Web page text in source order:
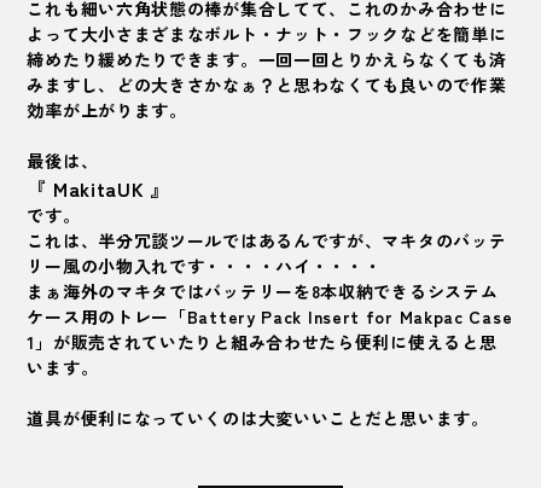
これも細い六角状態の棒が集合してて、これのかみ合わせに
よって大小さまざまなボルト・ナット・フックなどを簡単に
締めたり緩めたりできます。一回一回とりかえらなくても済
みますし、どの大きさかなぁ？と思わなくても良いので作業
効率が上がります。
最後は、
『 MakitaUK 』
です。
これは、半分冗談ツールではあるんですが、マキタのバッテ
リー風の小物入れです・・・・ハイ・・・・
まぁ 海外のマキタではバッテリーを8本収納できるシステム
ケース用のトレー「Battery Pack Insert for Makpac Case
1」が販売されていたりと組み合わせたら便利に使えると思
います。
道具が便利になっていくのは大変いいことだと思います。